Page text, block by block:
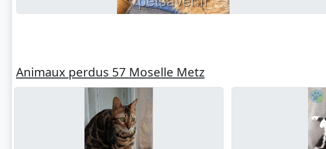
Animaux perdus 57 Moselle Metz